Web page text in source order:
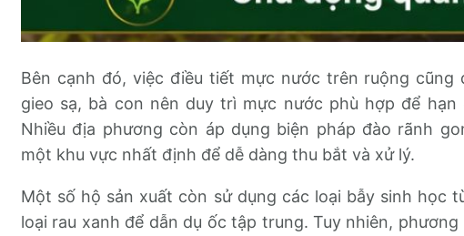
Bên cạnh đó, việc điều tiết mực nước trên ruộng
gieo sạ, bà con nên duy trì mực nước phù hợp để
Nhiều địa phương còn áp dụng biện pháp đào rãnh
một khu vực nhất định để dễ dàng thu bắt và xử lý.
Một số hộ sản xuất còn sử dụng các loại bẫy sinh học
loại rau xanh để dẫn dụ ốc tập trung. Tuy nhiên,